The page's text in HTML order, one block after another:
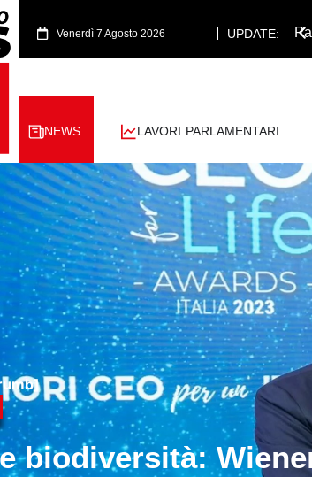
Venerdì 7 Agosto 2026 UPDATE:
NEWS LAVORI PARLAMENTARI
biodiversità: